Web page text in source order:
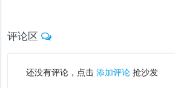
评论区
还没有评论，点击 添加评论抢沙发